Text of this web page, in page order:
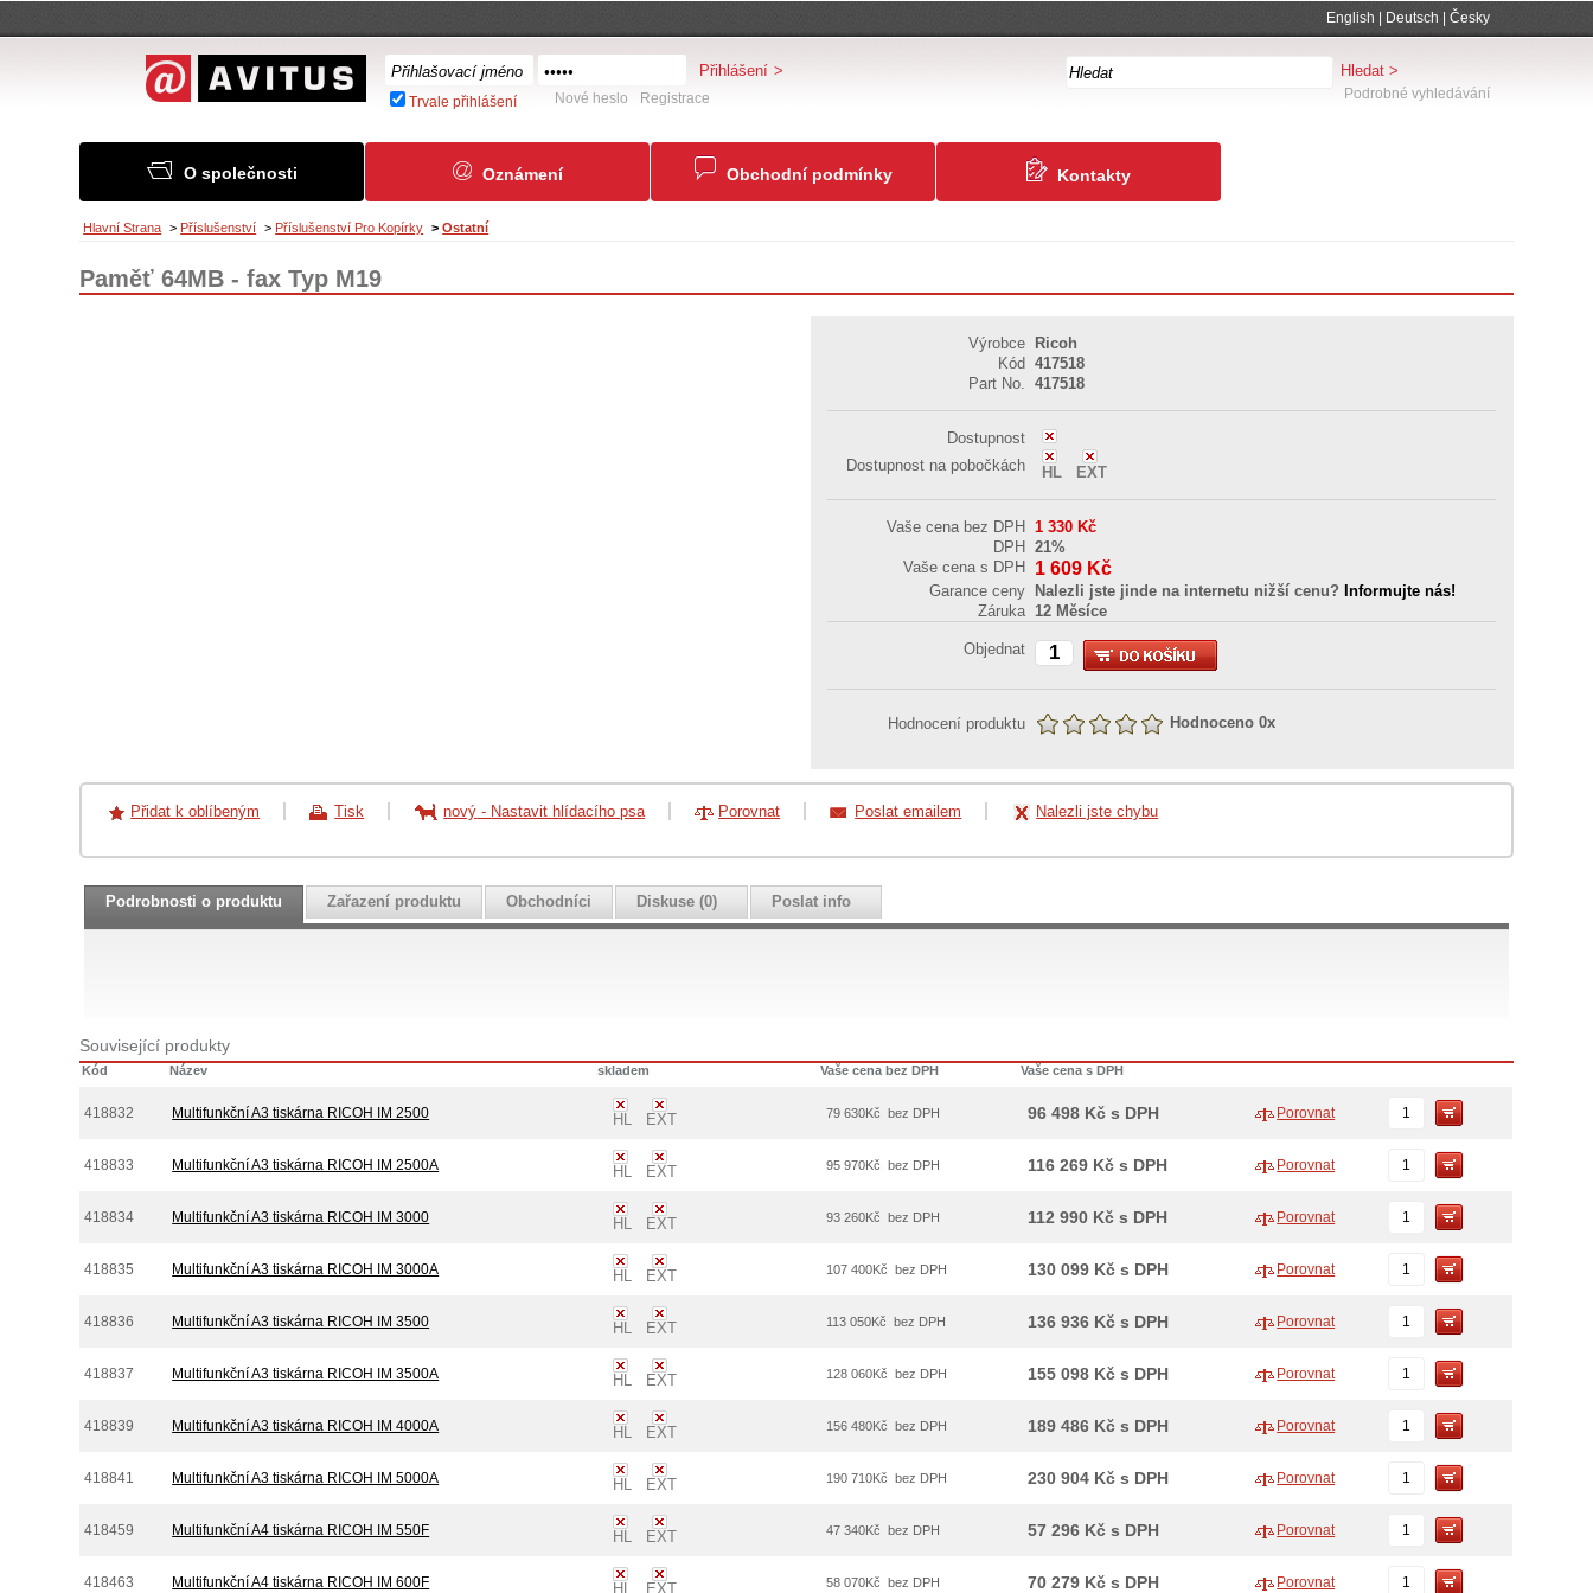
Hlavní Strana > Příslušenství > Příslušenství Pro Kopírky > Ostatní
Paměť 64MB - fax Typ M19
Výrobce
Ricoh
Kód
417518
Part No.
417518
Dostupnost
Dostupnost na pobočkách
HL EXT
Vaše cena bez DPH 1 330 Kč
DPH
21%
Vaše cena s DPH
1 609 Kč
Garance ceny Nalezli jste jinde na internetu nižší cenu? Informujte nás!
Záruka 12 Měsíce
Objednat
Hodnocení produktu Hodnoceno 0x
Přidat k oblíbeným Tisk nový - Nastavit hlídacího psa Porovnat Poslat emailem Nalezli jste chybu
Podrobnosti o produktu Zařazení produktu Obchodníci Diskuse (0) Poslat info
Související produkty
Kód Název skladem Vaše cena bez DPH Vaše cena s DPH
418832 Multifunkční A3 tiskárna RICOH IM 2500 HL EXT 79 630Kč bez DPH 96 498 Kčs DPH Porovnat
418833 Multifunkční A3 tiskárna RICOH IM 2500A HL EXT 95 970Kč bez DPH 116 269 Kčs DPH Porovnat
418834 Multifunkční A3 tiskárna RICOH IM 3000 HL EXT 93 260Kč bez DPH 112 990 Kčs DPH Porovnat
418835 Multifunkční A3 tiskárna RICOH IM 3000A HL EXT 107 400Kč bez DPH 130 099 Kčs DPH Porovnat
418836 Multifunkční A3 tiskárna RICOH IM 3500 HL EXT 113 050Kč bez DPH 136 936 Kčs DPH Porovnat
418837 Multifunkční A3 tiskárna RICOH IM 3500A HL EXT 128 060Kč bez DPH 155 098 Kčs DPH Porovnat
418839 Multifunkční A3 tiskárna RICOH IM 4000A HL EXT 156 480Kč bez DPH 189 486 Kčs DPH Porovnat
418841 Multifunkční A3 tiskárna RICOH IM 5000A HL EXT 190 710Kč bez DPH 230 904 Kčs DPH Porovnat
418459 Multifunkční A4 tiskárna RICOH IM 550F HL EXT 47 340Kč bez DPH 57 296 Kčs DPH Porovnat
418463 Multifunkční A4 tiskárna RICOH IM 600F HL EXT 58 070Kč bez DPH 70 279 Kčs DPH Porovnat
Podrobné vyhledávání
English Deutsch Česky
O společnosti Oznámení Obchodní podmínky Kontakty
Přihlášení
Trvale přihlášení Registrace
Nové heslo